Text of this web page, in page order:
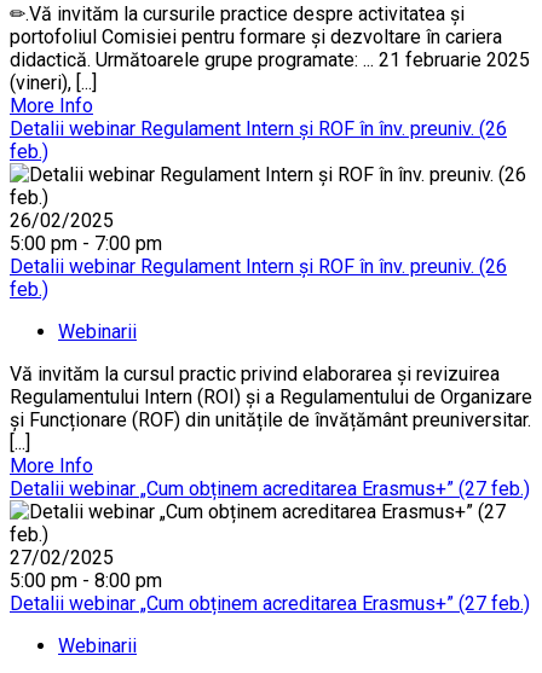
✏.Vă invităm la cursurile practice despre activitatea și
portofoliul Comisiei pentru formare și dezvoltare în cariera
didactică. Următoarele grupe programate: ... 21 februarie 2025
(vineri), [...]
More Info
Detalii webinar Regulament Intern și ROF în înv. preuniv. (26
feb.)
26/02/2025
5:00 pm - 7:00 pm
Detalii webinar Regulament Intern și ROF în înv. preuniv. (26
feb.)
Webinarii
Vă invităm la cursul practic privind elaborarea și revizuirea
Regulamentului Intern (ROI) și a Regulamentului de Organizare
și Funcționare (ROF) din unitățile de învățământ preuniversitar.
[...]
More Info
Detalii webinar „Cum obținem acreditarea Erasmus+” (27 feb.)
27/02/2025
5:00 pm - 8:00 pm
Detalii webinar „Cum obținem acreditarea Erasmus+” (27 feb.)
Webinarii